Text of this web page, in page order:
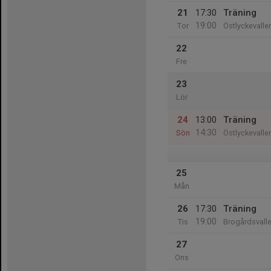
21
Tor
17:30
19:00
Träning
22
Fre
23
Lör
24
Sön
13:00
14:30
Träning
25
Mån
26
Tis
17:30
19:00
Träning
27
Ons